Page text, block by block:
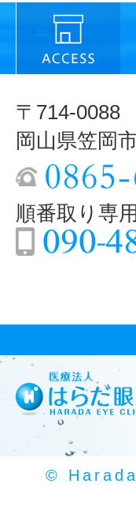
〒714-0088
岡山県笠岡
順番取り専
©